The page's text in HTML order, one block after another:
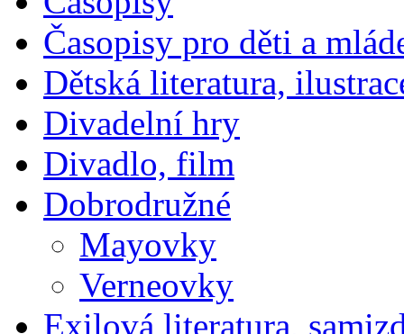
Časopisy pro děti a
Dětská literatura,
Divadelní hry
Divadlo, film
Dobrodružné
Mayovky
Verneovky
Exilová literatura,